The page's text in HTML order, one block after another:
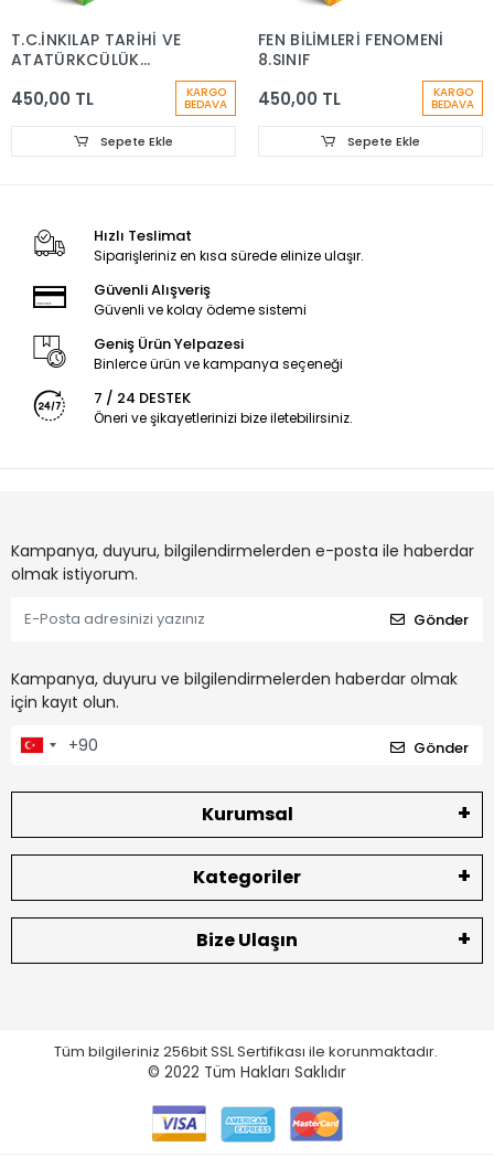
T.C.İNKILAP TARİHİ VE
ATATÜRKÇÜLÜK
450,00 TL KARGO
BEDAVA
Sepete Ekle
FEN BİLİMLERİ FENOMENİ
8.SINIF
450,00 TL KARGO
BEDAVA
Sepete Ekle
Hızlı Teslimat
Siparişleriniz en kısa sürede elinize ulaşır.
Güvenli Alışveriş
Güvenli ve kolay ödeme sistemi
Geniş Ürün Yelpazesi
Binlerce ürün ve kampanya seçeneği
7 / 24 DESTEK
Öneri ve şikayetlerinizi bize iletebilirsiniz.
Kampanya, duyuru, bilgilendirmelerden e-posta ile haberdar
olmak istiyorum.
Gönder
Kampanya, duyuru ve bilgilendirmelerden haberdar olmak
için kayıt olun.
Gönder
Kurumsal
Kategoriler
Bize Ulaşın
Tüm bilgileriniz 256bit SSL Sertifikası ile korunmaktadır.
© 2022 Tüm Hakları Saklıdır